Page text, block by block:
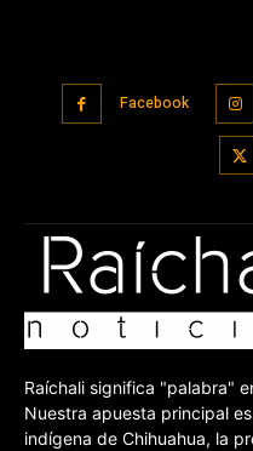
Facebook
Raíchali significa "palabra"
Nuestra apuesta principal
indígena de Chihuahua, la